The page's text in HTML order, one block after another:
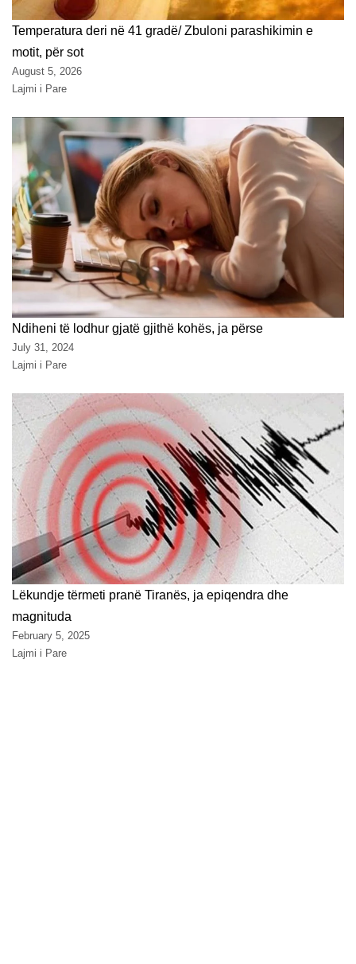
Temperatura deri në 41 gradë/ Zbuloni parashikimin e
motit, për sot
August 5, 2026
Lajmi i Pare
Ndiheni të lodhur gjatë gjithë kohës, ja përse
July 31, 2024
Lajmi i Pare
Lëkundje tërmeti pranë Tiranës, ja epiqendra dhe
magnituda
February 5, 2025
Lajmi i Pare